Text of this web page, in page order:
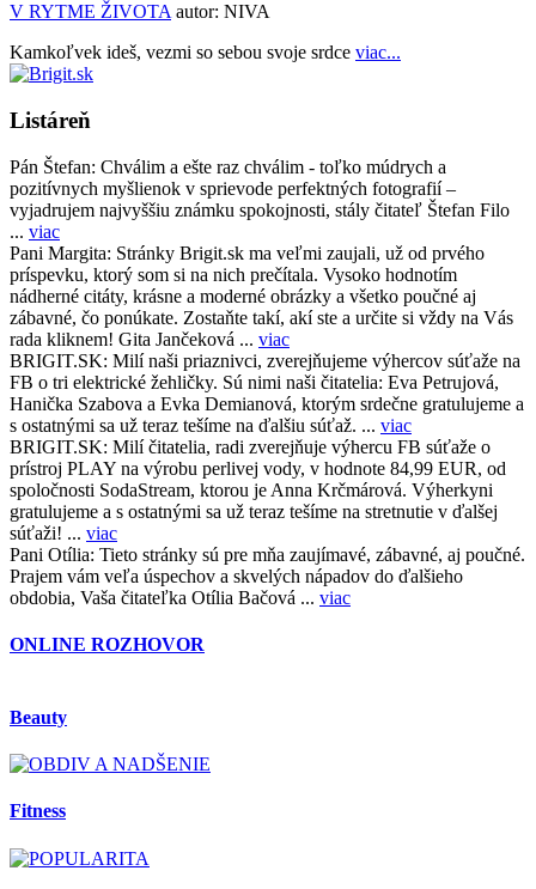
V RYTME ŽIVOTA autor: NIVA
Kamkoľvek ideš, vezmi so sebou svoje srdce viac...
Listáreň
Pán Štefan: Chválim a ešte raz chválim - toľko múdrych a
pozitívnych myšlienok v sprievode perfektných fotografií –
vyjadrujem najvyššiu známku spokojnosti, stály čitateľ Štefan Filo
... viac
Pani Margita: Stránky Brigit.sk ma veľmi zaujali, už od prvého
príspevku, ktorý som si na nich prečítala. Vysoko hodnotím
nádherné citáty, krásne a moderné obrázky a všetko poučné aj
zábavné, čo ponúkate. Zostaňte takí, akí ste a určite si vždy na Vás
rada kliknem! Gita Jančeková ... viac
BRIGIT.SK: Milí naši priaznivci, zverejňujeme výhercov súťaže na
FB o tri elektrické žehličky. Sú nimi naši čitatelia: Eva Petrujová,
Hanička Szabova a Evka Demianová, ktorým srdečne gratulujeme a
s ostatnými sa už teraz tešíme na ďalšiu súťaž. ... viac
BRIGIT.SK: Milí čitatelia, radi zverejňuje výhercu FB súťaže o
prístroj PLAY na výrobu perlivej vody, v hodnote 84,99 EUR, od
spoločnosti SodaStream, ktorou je Anna Krčmárová. Výherkyni
gratulujeme a s ostatnými sa už teraz tešíme na stretnutie v ďalšej
súťaži! ... viac
Pani Otília: Tieto stránky sú pre mňa zaujímavé, zábavné, aj poučné.
Prajem vám veľa úspechov a skvelých nápadov do ďalšieho
obdobia, Vaša čitateľka Otília Bačová ... viac
ONLINE ROZHOVOR
Beauty
Fitness